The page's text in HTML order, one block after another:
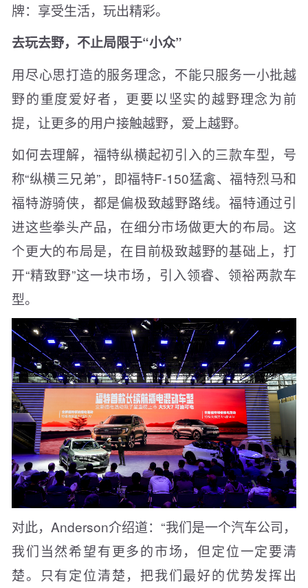
牌：享受生活，玩出精彩。
去玩去野，不止局限于“小众”
用尽心思打造的服务理念，不能只服务一小批越
野的重度爱好者，更要以坚实的越野理念为前
提，让更多的用户接触越野，爱上越野。
如何去理解，福特纵横起初引入的三款车型，号
称“纵横三兄弟”，即福特F-150猛禽、福特烈马和
福特游骑侠，都是偏极致越野路线。福特通过引
进这些拳头产品，在细分市场做更大的布局。这
个更大的布局是，在目前极致越野的基础上，打
开“精致野”这一块市场，引入领睿、领裕两款车
型。
对此，Anderson介绍道：“我们是一个汽车公司，
我们当然希望有更多的市场，但定位一定要清
楚。只有定位清楚，把我们最好的优势发挥出